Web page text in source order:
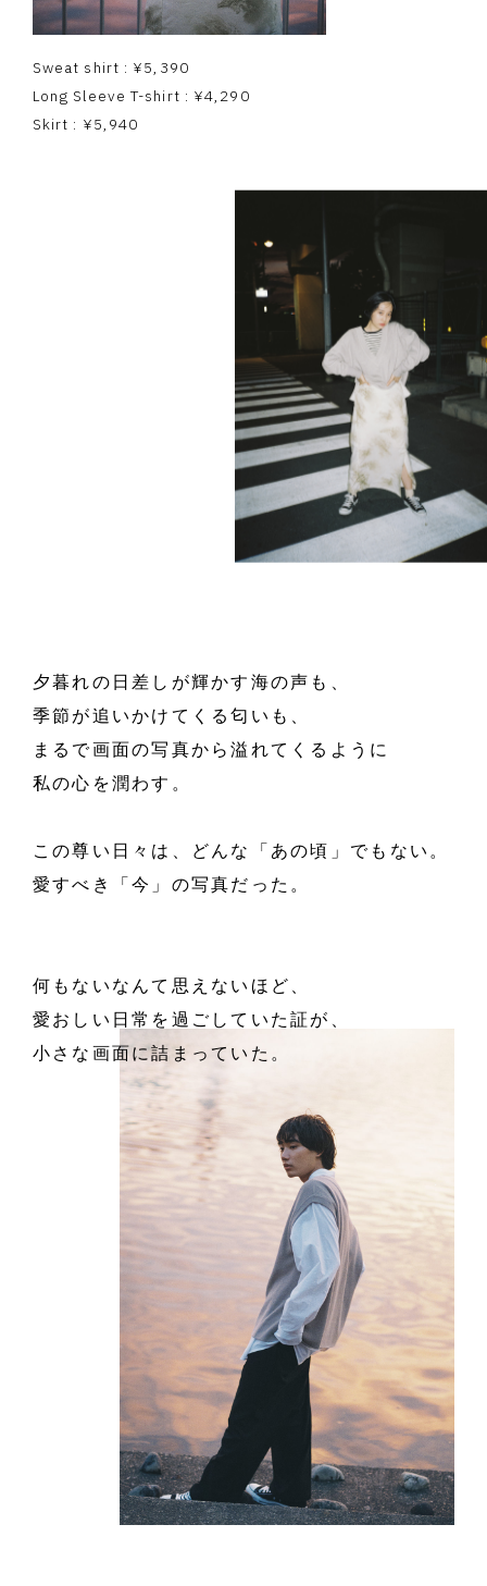
Sweat shirt : ¥5,390
Long Sleeve T-shirt : ¥4,290
Skirt : ¥5,940
夕暮れの日差しが輝かす海の声も、
季節が追いかけてくる匂いも、
まるで画面の写真から溢れてくるように
私の心を潤わす。
この尊い日々は、どんな「あの頃」でもない。
愛すべき「今」の写真だった。
何もないなんて思えないほど、
愛おしい日常を過ごしていた証が、
小さな画面に詰まっていた。